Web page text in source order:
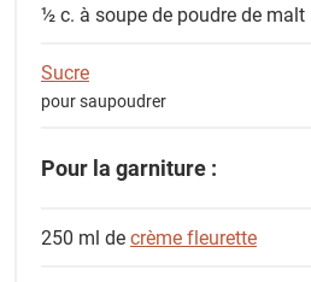
½ c. à soupe de poudre de malt
Sucre
pour saupoudrer
Pour la garniture :
250 ml decrème fleurette